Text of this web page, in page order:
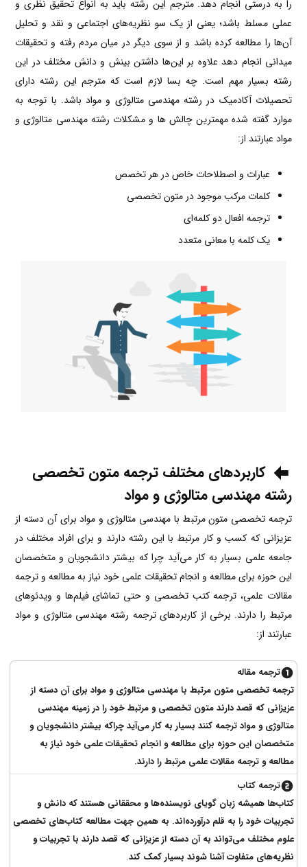
را به درستی انجام دهد. مترجم این رشته باید به انواع تحقیق نظری و
عملی مسلط باشد؛ یعنی از یک سو نظریه‌های اجتماعی و نقد و تحلیل
آن‌ها را مطالعه کرده باشد و از سوی دیگر در میان مردم رفته و تحقیقات
میدانی انجام دهد علاوه‌ بر این‌ها داشتن بینش و دانش مختلف در این
رشته بسیار مهم است. چه بسا لازم است که مترجم این رشته دارای
تحصیلات آکادمیک در رشته مهندسی متالوژی و مواد باشد. با توجه به
موارد گفته شده مهمترین چالش ها و مشکلات رشته مهندسی متالوژی و
مواد عبارتند از:
عبارات و اصطلاحات خاص در هر تخصص
کلمات مرکب موجود در متون تخصصی
ترجمه افعال دو کلمه‌‌‌ای
یک کلمه با معانی متعدد
کاربردهای مختلف ترجمه متون تخصصی
رشته مهندسی متالوژی و مواد
ترجمه تخصصی متون مرتبط با مهندسی متالوژی و مواد برای آن دسته از
عزیزانی که کسب و کار مرتبط با این رشته دارند و برای افراد مختلف در
جامعه علمی بسیار به کار می‌آید چرا‌ که بیشتر دانشجویان و متخصصان
این حوزه برای مطالعه و انجام تحقیقات علمی خود نیاز به مطالعه و ترجمه
مقالات علمی، ترجمه کتب تخصصی و حتی تماشای فیلم‌ها و ویدئوهای
مرتبط را دارند. برخی از کاربردهای ترجمه رشته مهندسی متالوژی و مواد
عبارتند از:
ترجمه مقاله
ترجمه تخصصی متون مرتبط با مهندسی متالوژی و مواد برای آن دسته از
عزیزانی که قصد دارند متون تخصصی و مرتبط خود را در زمینه مهندسی
متالوژی و مواد ترجمه کنند بسیار به کار می‌آید چراکه بیشتر دانشجویان و
متخصصان این حوزه برای مطالعه و انجام تحقیقات علمی خود نیاز به
مطالعه و ترجمه مقالات علمی مرتبط را دارند.
ترجمه کتاب
کتاب‌ها همیشه زبان گویای نویسنده‌ها و محققانی هستند که دانش و
تجربیات خود را به قلم درآورده‌اند. به همین جهت مطالعه کتاب‌های تخصصی
علوم مختلف می‌تواند به آن دسته از عزیزانی که قصد دارند با تجربیات و
نظریه‌های متفاوت آشنا شوند بسیار کمک ‌کند.